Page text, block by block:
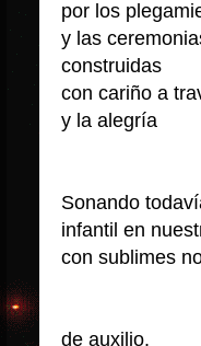
por los
y las
construidas
con cariño a
y la alegría
Sonando
infantil en
con sublimes
de auxilio.